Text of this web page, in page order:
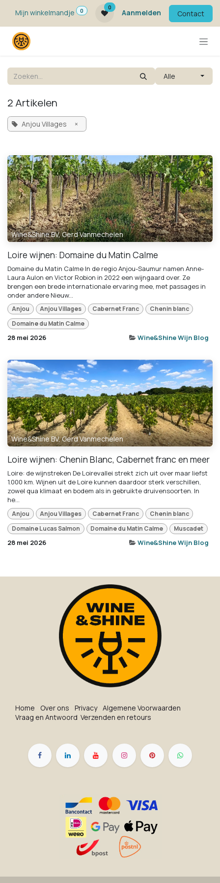
Mijn winkelmandje
0
0
Aanmelden Contact
Alle
2 Artikelen
Anjou Villages ×
Wine&Shine BV, Gerd Vanmechelen
Loire wijnen: Domaine du Matin Calme
Domaine du Matin Calme In de regio Anjou-Saumur namen Anne-
Laura Aulon en Victor Robion in 2022 een wijngaard over. Ze
brengen een brede internationale ervaring mee, met passages in
onder andere Nieuw...
Anjou Anjou Villages Cabernet Franc
Chenin blanc
Domaine du Matin Calme
28 mei 2026 Wine&Shine Wijn Blog
Wine&Shine BV, Gerd Vanmechelen
Loire wijnen: Chenin Blanc, Cabernet franc en meer
Loire: de wijnstreken De Loirevallei strekt zich uit over maar liefst
1.000 km. Wijnen uit de Loire kunnen daardoor sterk verschillen,
zowel qua klimaat en bodem als in gebruikte druivensoorten. In
he...
Anjou Anjou Villages Cabernet Franc
Chenin blanc
Domaine Lucas Salmon
Domaine du Matin Calme Muscadet
28 mei 2026 Wine&Shine Wijn Blog
Ho​me O​ve​r on​s Privacy Algemene Voorwaarden
Vraag en Antwoord Verzenden en retours